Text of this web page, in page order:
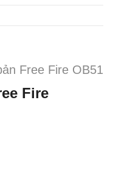
Free Fire OB51
Fire